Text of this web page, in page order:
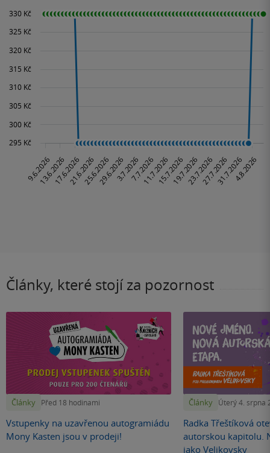
Články, které stojí za pozornost
Články Před 18 hodinami
Vstupenky na uzavřenou autogramiádu
Mony Kasten jsou v prodeji!
Články Úterý 4. srpna
Radka Třeštíková
autorskou kapitolu.
jako Velikovsky